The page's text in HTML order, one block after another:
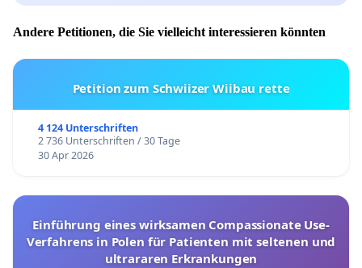
Andere Petitionen, die Sie vielleicht interessieren könnten
Petition zum Schwiizer Wiibau rette
4 124 Unterschriften
2 736 Unterschriften / 30 Tage
30 Apr 2026
Einführung eines wirksamen Compassionate Use-
Verfahrens in Polen für Patienten mit seltenen und
ultrararen Erkrankungen